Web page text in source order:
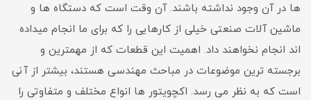
ها در آن وجود نداشته باشند. آن وقت است که دستگاه ها و
ماشین آلات صنعتی خیلی از کارهایی را که برای ما انجام میداده
اند انجام نخواهند داد. اهمیت این قطعات که از مهمترین و
برجسته ترین موضوعات در مباحث مهندسی هستند، بیشتر از آنی
است که به نظر می رسد. اکچویتور ها انواع مختلف و متفاوتی را